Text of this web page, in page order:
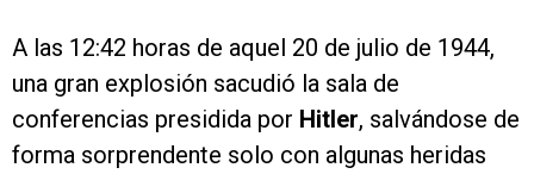
A las 12:42 horas de aquel 20 de julio de 1944,
una gran explosión sacudió la sala de
conferencias presidida por Hitler, salvándose de
forma sorprendente solo con algunas heridas